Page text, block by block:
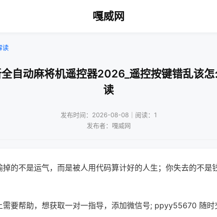
嘎威网
读
自动麻将机遥控器2026_遥控按键错乱该
读
发布时间：2026-08-08｜阅读：1
发布者：嘎威网
的不是运气，而是被人用代码算计好的人生；你失去的不是
需要帮助，想获取一对一指导，添加微信号; ppyy55670 随时